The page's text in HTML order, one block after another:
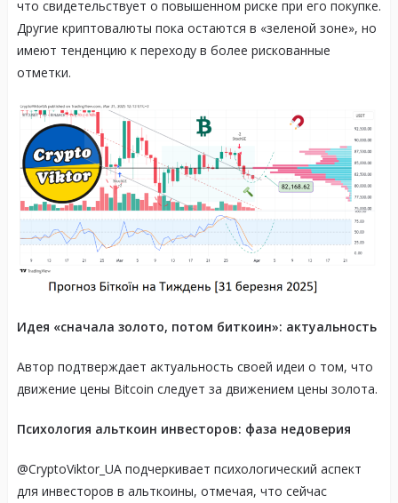
что свидетельствует о повышенном риске при его покупке.
Другие криптовалюты пока остаются в «зеленой зоне», но
имеют тенденцию к переходу в более рискованные
отметки.
Идея «сначала золото, потом биткоин»: актуальность
Автор подтверждает актуальность своей идеи о том, что
движение цены Bitcoin следует за движением цены золота.
Психология альткоин инвесторов: фаза недоверия
@CryptoViktor_UA подчеркивает психологический аспект
для инвесторов в альткоины, отмечая, что сейчас